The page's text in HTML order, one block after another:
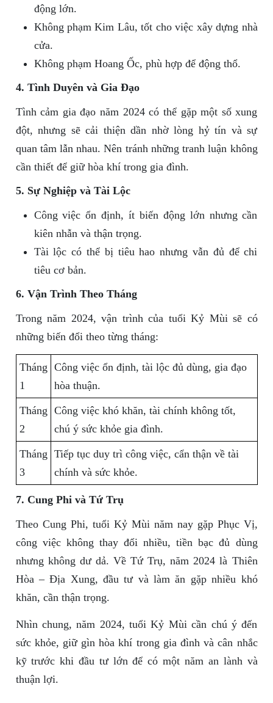
động lớn.
Không phạm Kim Lâu, tốt cho việc xây dựng nhà
cửa.
Không phạm Hoang Ốc, phù hợp để động thổ.
4. Tình Duyên và Gia Đạo
Tình cảm gia đạo năm 2024 có thể gặp một số xung
đột, nhưng sẽ cải thiện dần nhờ lòng hỷ tín và sự
quan tâm lẫn nhau. Nên tránh những tranh luận không
cần thiết để giữ hòa khí trong gia đình.
5. Sự Nghiệp và Tài Lộc
Công việc ổn định, ít biến động lớn nhưng cần
kiên nhẫn và thận trọng.
Tài lộc có thể bị tiêu hao nhưng vẫn đủ để chi
tiêu cơ bản.
6. Vận Trình Theo Tháng
Trong năm 2024, vận trình của tuổi Kỷ Mùi sẽ có
những biến đổi theo từng tháng:
Tháng
1
Công việc ổn định, tài lộc đủ dùng, gia đạo
hòa thuận.
Tháng
2
Công việc khó khăn, tài chính không tốt,
chú ý sức khỏe gia đình.
Tháng
3
Tiếp tục duy trì công việc, cẩn thận về tài
chính và sức khỏe.
7. Cung Phi và Tứ Trụ
Theo Cung Phi, tuổi Kỷ Mùi năm nay gặp Phục Vị,
công việc không thay đổi nhiều, tiền bạc đủ dùng
nhưng không dư dả. Về Tứ Trụ, năm 2024 là Thiên
Hòa – Địa Xung, đầu tư và làm ăn gặp nhiều khó
khăn, cần thận trọng.
Nhìn chung, năm 2024, tuổi Kỷ Mùi cần chú ý đến
sức khỏe, giữ gìn hòa khí trong gia đình và cân nhắc
kỹ trước khi đầu tư lớn để có một năm an lành và
thuận lợi.